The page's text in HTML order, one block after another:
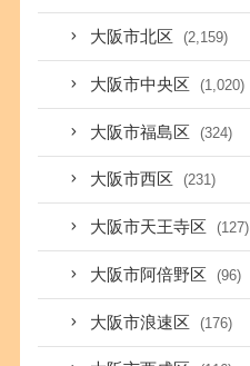
大阪市北区 (2,159)
大阪市中央区 (1,020)
大阪市福島区 (324)
大阪市西区 (231)
大阪市天王寺区 (127)
大阪市阿倍野区 (96)
大阪市浪速区 (176)